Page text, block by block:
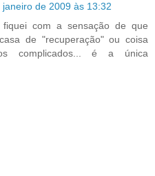
janeiro de 2009 às 13:32
com a sensação de que
de "recuperação" ou coisa
complicados... é a única